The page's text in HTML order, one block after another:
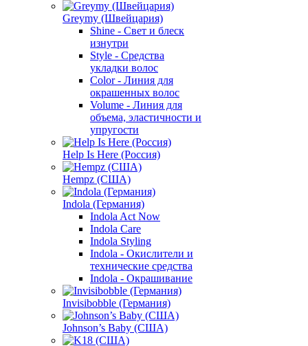
Greymy (Швейцария)
Shine - Свет и блеск
изнутри
Style - Средства
укладки волос
Color - Линия для
окрашенных волос
Volume - Линия для
объема, эластичности и
упругости
Help Is Here (Россия)
Hempz (США)
Indola (Германия)
Indola Act Now
Indola Care
Indola Styling
Indola - Окислители и
технические средства
Indola - Окрашивание
Invisibobble (Германия)
Johnson’s Baby (США)